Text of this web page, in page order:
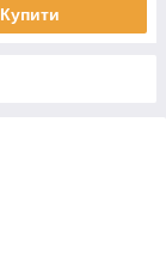
Купити